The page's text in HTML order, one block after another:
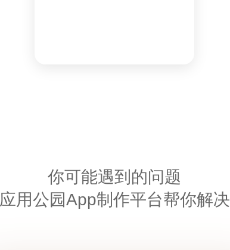
你可能遇到的问题
应用公园App制作平台帮你解决